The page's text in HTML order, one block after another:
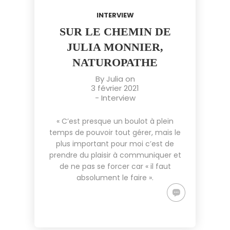
INTERVIEW
SUR LE CHEMIN DE
JULIA MONNIER,
NATUROPATHE
By Julia on
3 février 2021
- Interview
« C’est presque un boulot à plein
temps de pouvoir tout gérer, mais le
plus important pour moi c’est de
prendre du plaisir à communiquer et
de ne pas se forcer car « il faut
absolument le faire ».